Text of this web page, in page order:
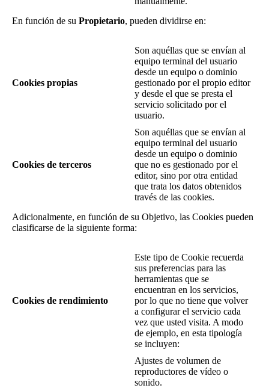
En función de su Propietario, pueden dividirse en:
Cookies propias
Son aquéllas que se envían al
equipo terminal del usuario
desde un equipo o dominio
gestionado por el propio editor
y desde el que se presta el
servicio solicitado por el
usuario.
Cookies de terceros
Son aquéllas que se envían al
equipo terminal del usuario
desde un equipo o dominio
que no es gestionado por el
editor, sino por otra entidad
que trata los datos obtenidos
través de las cookies.
Adicionalmente, en función de su Objetivo, las Cookies pueden
clasificarse de la siguiente forma:
Cookies de rendimiento
Este tipo de Cookie recuerda
sus preferencias para las
herramientas que se
encuentran en los servicios,
por lo que no tiene que volver
a configurar el servicio cada
vez que usted visita. A modo
de ejemplo, en esta tipología
se incluyen:
Ajustes de volumen de
reproductores de vídeo o
sonido.